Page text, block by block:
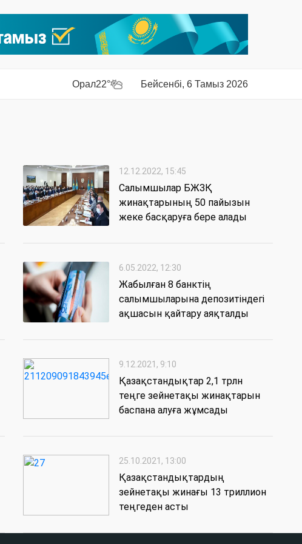
Орал22° Бейсенбі, 6 Тамыз 2026
12.12.2022, 15:45
Салымшылар БЖЗҚ
жинақтарының 50 пайызын
жеке басқаруға бере алады
6.05.2022, 12:30
Жабылған 8 банктің
салымшыларына депозитіндегі
ақшасын қайтару аяқталды
9.12.2021, 9:10
Қазақстандықтар 2,1 трлн
теңге зейнетақы жинақтарын
баспана алуға жұмсады
25.10.2021, 13:00
Қазақстандықтардың
зейнетақы жинағы 13 триллион
теңгеден асты